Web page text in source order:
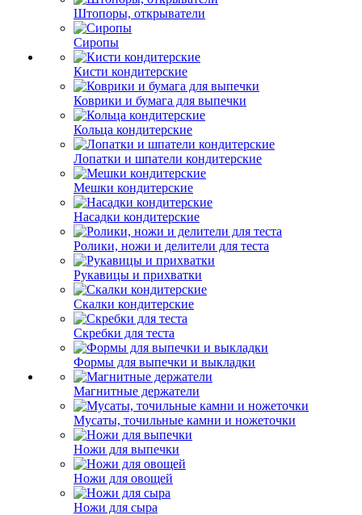
Штопоры, открыватели
Сиропы
Кисти кондитерские
Коврики и бумага для выпечки
Кольца кондитерские
Лопатки и шпатели кондитерские
Мешки кондитерские
Насадки кондитерские
Ролики, ножи и делители для теста
Рукавицы и прихватки
Скалки кондитерские
Скребки для теста
Формы для выпечки и выкладки
Магнитные держатели
Мусаты, точильные камни и ножеточки
Ножи для выпечки
Ножи для овощей
Ножи для сыра